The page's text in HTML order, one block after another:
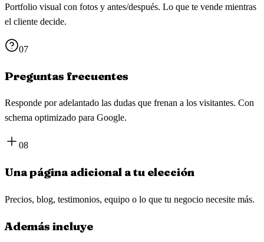
Portfolio visual con fotos y antes/después. Lo que te vende mientras
el cliente decide.
07
Preguntas frecuentes
Responde por adelantado las dudas que frenan a los visitantes. Con
schema optimizado para Google.
08
Una página adicional a tu elección
Precios, blog, testimonios, equipo o lo que tu negocio necesite más.
Además incluye